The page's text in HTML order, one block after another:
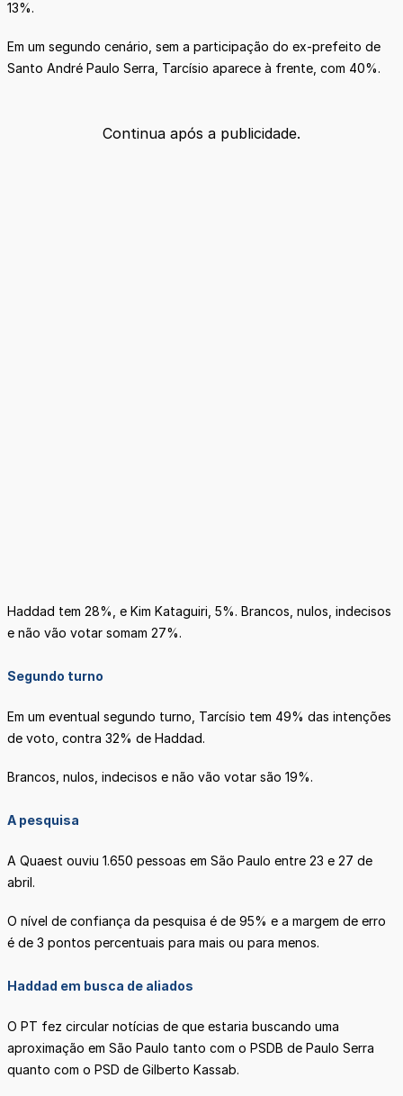
13%.
Em um segundo cenário, sem a participação do ex-prefeito de
Santo André Paulo Serra, Tarcísio aparece à frente, com 40%.
Continua após a publicidade.
Haddad tem 28%, e Kim Kataguiri, 5%. Brancos, nulos, indecisos
e não vão votar somam 27%.
Segundo turno
Em um eventual segundo turno, Tarcísio tem 49% das intenções
de voto, contra 32% de Haddad.
Brancos, nulos, indecisos e não vão votar são 19%.
A pesquisa
A Quaest ouviu 1.650 pessoas em São Paulo entre 23 e 27 de
abril.
O nível de confiança da pesquisa é de 95% e a margem de erro
é de 3 pontos percentuais para mais ou para menos.
Haddad em busca de aliados
O PT fez circular notícias de que estaria buscando uma
aproximação em São Paulo tanto com o PSDB de Paulo Serra
quanto com o PSD de Gilberto Kassab.